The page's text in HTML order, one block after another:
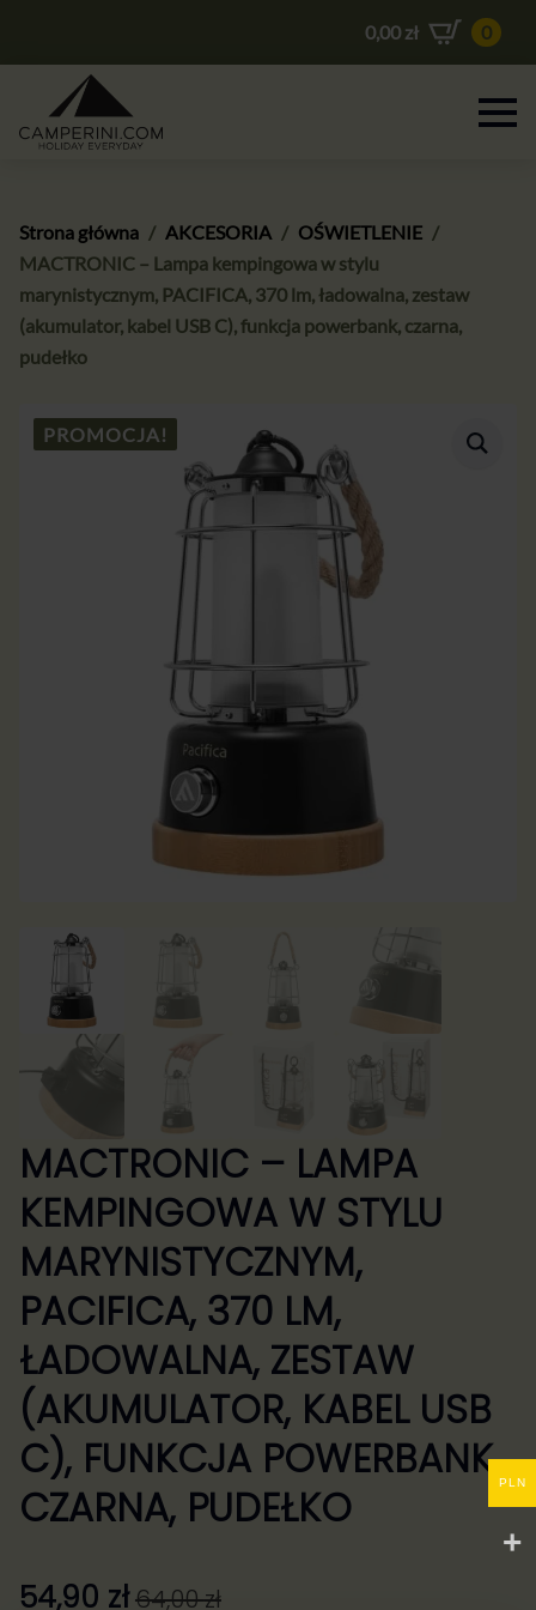
0,00 zł 0
Strona główna AKCESORIA
OŚWIETLENIE
MACTRONIC – Lampa kempingowa w stylu
marynistycznym, PACIFICA, 370 lm, ładowalna, zestaw
(akumulator, kabel USB C), funkcja powerbank, czarna,
pudełko
PROMOCJA!
MACTRONIC – LAMPA
KEMPINGOWA W STYLU
MARYNISTYCZNYM,
PACIFICA, 370 LM,
ŁADOWALNA, ZESTAW
(AKUMULATOR, KABEL USB
C), FUNKCJA POWERBANK,
CZARNA, PUDEŁKO
64,00zł
54,90 zł
PLN